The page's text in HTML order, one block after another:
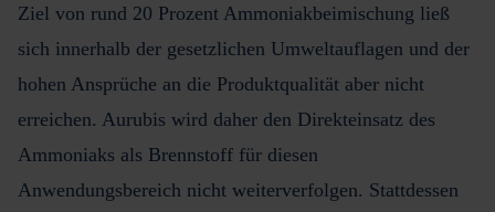
Ziel von rund 20 Prozent Ammoniakbeimischung ließ
sich innerhalb der gesetzlichen Umweltauflagen und der
hohen Ansprüche an die Produktqualität aber nicht
erreichen. Aurubis wird daher den Direkteinsatz des
Ammoniaks als Brennstoff für diesen
Anwendungsbereich nicht weiterverfolgen. Stattdessen